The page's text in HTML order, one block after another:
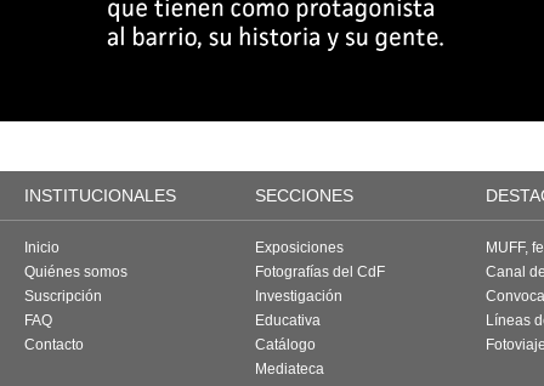
INSTITUCIONALES SECCIONES
Inicio
Quiénes somos
Suscripción
FAQ
Contacto
Exposiciones
Fotografías del CdF
Investigación
Educativa
Catálogo
Mediateca
MUFF,
Canal
Líneas